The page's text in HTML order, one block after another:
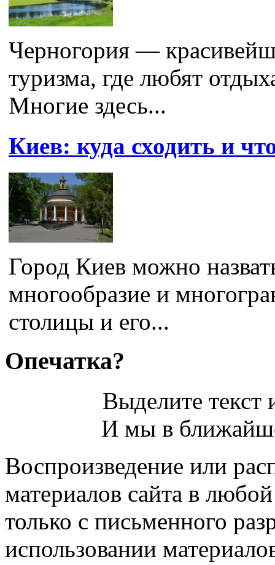
Черногория —
туризма, где любят
Многие здесь...
Киев: куда сходить и
Город Киев можно
многообразие и
столицы и его...
Опечатка?
Выделите
И мы в
Воспроизведение или
материалов сайта в
только с письменного
использовании